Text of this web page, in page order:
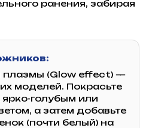
ранения, забирая
(Glow effect) —
моделей. Покрасьте
голубым или
а затем добавьте
(почти белый) на